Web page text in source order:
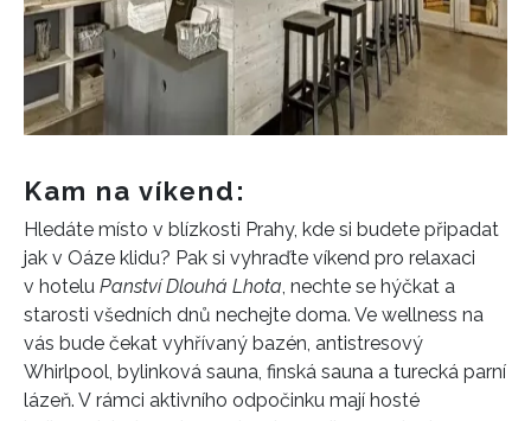
Kam na víkend:
Hledáte místo v blízkosti Prahy, kde si budete připadat
jak v Oáze klidu? Pak si vyhraďte víkend pro relaxaci
v hotelu Panství Dlouhá Lhota, nechte se hýčkat a
starosti všedních dnů nechejte doma. Ve wellness na
vás bude čekat vyhřívaný bazén, antistresový
Whirlpool, bylinková sauna, finská sauna a turecká parní
lázeň. V rámci aktivního odpočinku mají hosté